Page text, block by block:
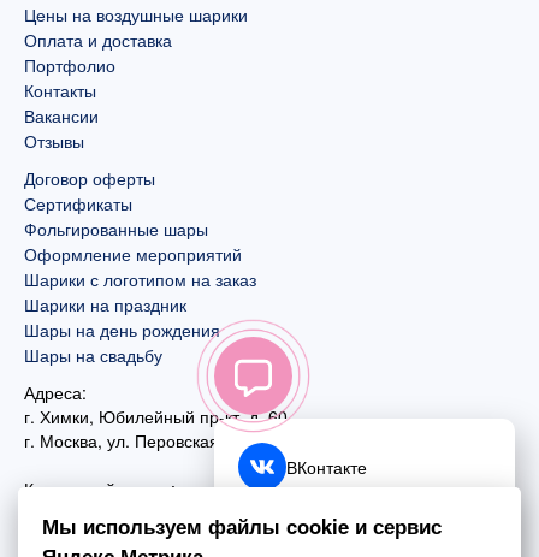
Цены на воздушные шарики
Оплата и доставка
Портфолио
Контакты
Вакансии
Отзывы
Договор оферты
Сертификаты
Фольгированные шары
Оформление мероприятий
Шарики с логотипом на заказ
Шарики на праздник
Шары на день рождения
Шары на свадьбу
Адреса:
г. Химки, Юбилейный пр-кт, д. 60
г. Москва, ул. Перовская, д. 59
Контактный номер:
+7 (495) 970-44-75
ВКонтакте
Telegram
Мы используем файлы cookie и сервис